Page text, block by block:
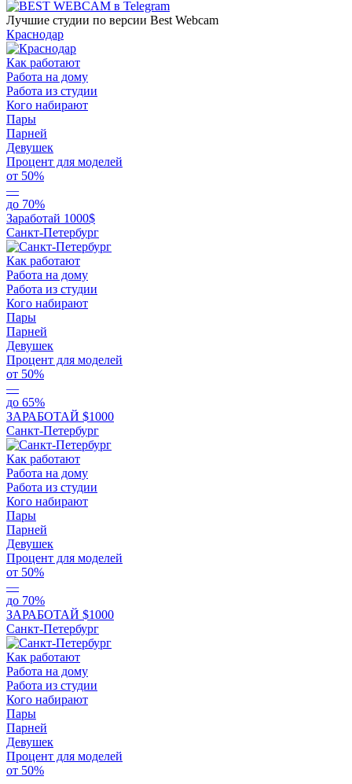
Лучшие студии по версии Best Webcam
Краснодар
Как работают
Работа на дому
Работа из студии
Кого набирают
Пары
Парней
Девушек
Процент для моделей
от 50%
—
до 70%
Заработай 1000$
Санкт-Петербург
Как работают
Работа на дому
Работа из студии
Кого набирают
Пары
Парней
Девушек
Процент для моделей
от 50%
—
до 65%
ЗАРАБОТАЙ $1000
Санкт-Петербург
Как работают
Работа на дому
Работа из студии
Кого набирают
Пары
Парней
Девушек
Процент для моделей
от 50%
—
до 70%
ЗАРАБОТАЙ $1000
Санкт-Петербург
Как работают
Работа на дому
Работа из студии
Кого набирают
Пары
Парней
Девушек
Процент для моделей
от 50%